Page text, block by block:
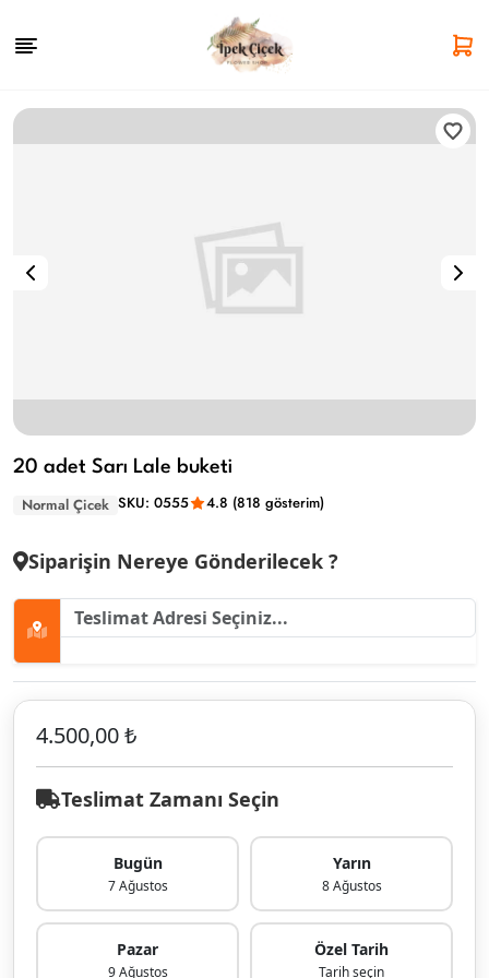
20 adet Sarı Lale buketi
Normal Çicek SKU: 0555 4.8 (818 gösterim)
Siparişin Nereye Gönderilecek ?
4.500,00 ₺
Teslimat Zamanı Seçin
Bugün
7 Ağustos
Yarın
8 Ağustos
Pazar
9 Ağustos
Özel Tarih
Tarih seçin